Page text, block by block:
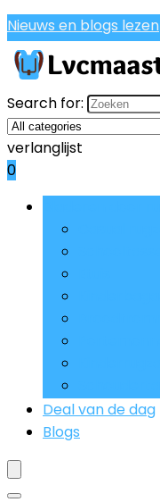
Nieuws en blogs lezen
Search for:
verlanglijst
0
Deal van de dag
Blogs